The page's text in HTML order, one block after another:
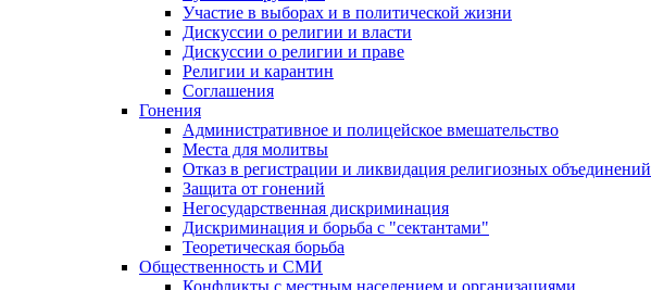
Участие в выборах и в политической жизни
Дискуссии о религии и власти
Дискуссии о религии и праве
Религии и карантин
Соглашения
Гонения
Административное и полицейское вмешательство
Места для молитвы
Отказ в регистрации и ликвидация религиозных объединений
Защита от гонений
Негосударственная дискриминация
Дискриминация и борьба с "сектантами"
Теоретическая борьба
Общественность и СМИ